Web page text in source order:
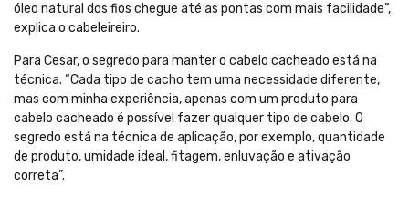
óleo natural dos fios chegue até as pontas com mais facilidade”,
explica o cabeleireiro.
Para Cesar, o segredo para manter o cabelo cacheado está na
técnica. “Cada tipo de cacho tem uma necessidade diferente,
mas com minha experiência, apenas com um produto para
cabelo cacheado é possível fazer qualquer tipo de cabelo. O
segredo está na técnica de aplicação, por exemplo, quantidade
de produto, umidade ideal, fitagem, enluvação e ativação
correta”.